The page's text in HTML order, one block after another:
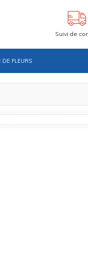
Suivi de
DE FLEURS